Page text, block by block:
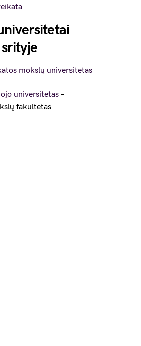
mokslų universitetas
universitetas –
fakultetas